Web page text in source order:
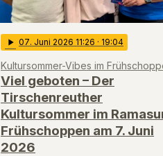
play_arrow 07. Juni 2026 11:26 · 19:04
Kultursommer-Vibes im
Viel geboten – Der
Tirschenreuther
Kultursommer im
Frühschoppen am 7. Juni
2026